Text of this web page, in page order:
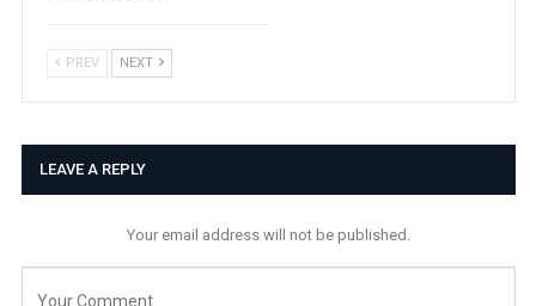
PREV NEXT
LEAVE A REPLY
Your email address will not be published.